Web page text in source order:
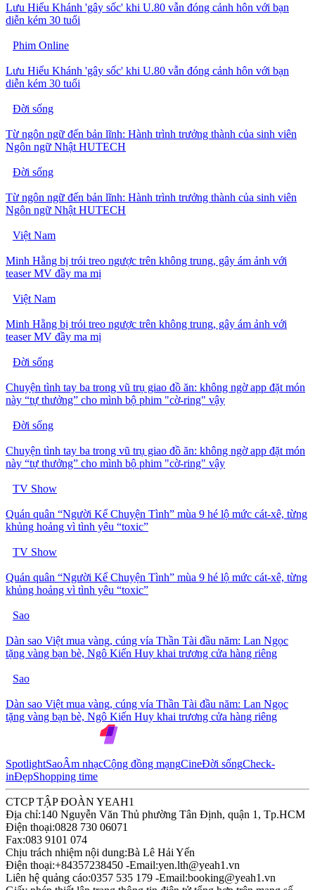
Lưu Hiểu Khánh 'gây sốc' khi U.80 vẫn đóng cảnh hôn với bạn
diễn kém 30 tuổi
Phim Online
Lưu Hiểu Khánh 'gây sốc' khi U.80 vẫn đóng cảnh hôn với bạn
diễn kém 30 tuổi
Đời sống
Từ ngôn ngữ đến bản lĩnh: Hành trình trưởng thành của sinh viên
Ngôn ngữ Nhật HUTECH
Đời sống
Từ ngôn ngữ đến bản lĩnh: Hành trình trưởng thành của sinh viên
Ngôn ngữ Nhật HUTECH
Việt Nam
Minh Hằng bị trói treo ngược trên không trung, gây ám ảnh với
teaser MV đầy ma mị
Việt Nam
Minh Hằng bị trói treo ngược trên không trung, gây ám ảnh với
teaser MV đầy ma mị
Đời sống
Chuyện tình tay ba trong vũ trụ giao đồ ăn: không ngờ app đặt món
này “tự thưởng” cho mình bộ phim "cờ-ring" vậy
Đời sống
Chuyện tình tay ba trong vũ trụ giao đồ ăn: không ngờ app đặt món
này “tự thưởng” cho mình bộ phim "cờ-ring" vậy
TV Show
Quán quân “Người Kể Chuyện Tình” mùa 9 hé lộ mức cát-xê, từng
khủng hoảng vì tình yêu “toxic”
TV Show
Quán quân “Người Kể Chuyện Tình” mùa 9 hé lộ mức cát-xê, từng
khủng hoảng vì tình yêu “toxic”
Sao
Dàn sao Việt mua vàng, cúng vía Thần Tài đầu năm: Lan Ngọc
tặng vàng bạn bè, Ngô Kiến Huy khai trương cửa hàng riêng
Sao
Dàn sao Việt mua vàng, cúng vía Thần Tài đầu năm: Lan Ngọc
tặng vàng bạn bè, Ngô Kiến Huy khai trương cửa hàng riêng
SpotlightSaoÂm nhạcCộng đồng mạngCineĐời sốngCheck-
inĐẹpShopping time
CTCP TẬP ĐOÀN YEAH1
Địa chỉ:140 Nguyễn Văn Thủ phường Tân Định, quận 1, Tp.HCM
Điện thoại:0828 730 06071
Fax:083 9101 074
Chịu trách nhiệm nội dung:Bà Lê Hải Yến
Điện thoại:+84357238450 -Email:yen.lth@yeah1.vn
Liên hệ quảng cáo:0357 535 179 -Email:booking@yeah1.vn